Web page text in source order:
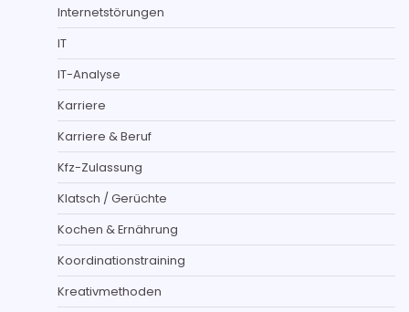
Internetstörungen
IT
IT-Analyse
Karriere
Karriere & Beruf
Kfz-Zulassung
Klatsch / Gerüchte
Kochen & Ernährung
Koordinationstraining
Kreativmethoden